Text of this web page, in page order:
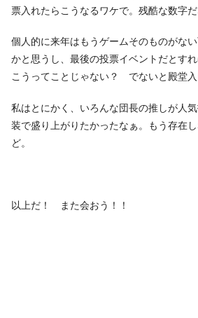
票入れたらこうなるワケで。残酷な数字だ
個人的に来年はもうゲームそのものがな
かと思うし、最後の投票イベントだとす
こうってことじゃない？ でないと殿堂入
私はとにかく、いろんな団長の推しが人
装で盛り上がりたかったなぁ。もう存在
ど。
以上だ！ また会おう！！